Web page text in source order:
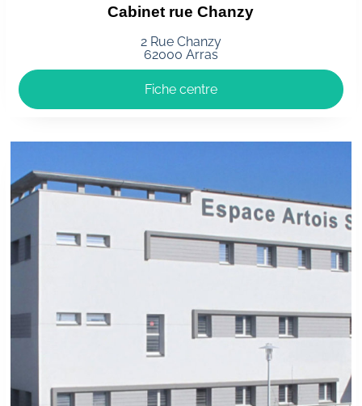
Cabinet rue Chanzy
2 Rue Chanzy
62000 Arras
Fiche centre